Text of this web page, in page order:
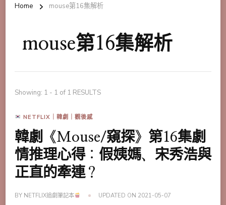
Home mouse第16集解析
mouse第16集解析
Showing: 1 - 1 of 1 RESULTS
NETFLIX｜韓劇｜觀後感
韓劇《Mouse/窺探》第16集劇
情推理心得：假姨媽、宋秀浩與
正直的牽連？
BY NETFLIX追劇筆記本 UPDATED ON 2021-05-07